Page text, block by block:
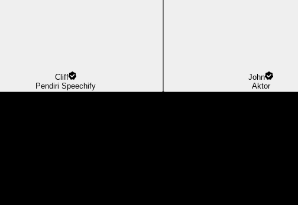
Cliff
Pendiri Speechify
John
Aktor